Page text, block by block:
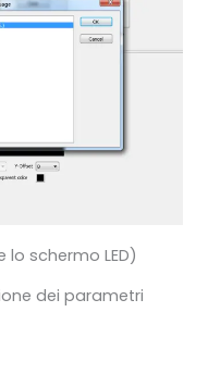
lo schermo LED)
dei parametri